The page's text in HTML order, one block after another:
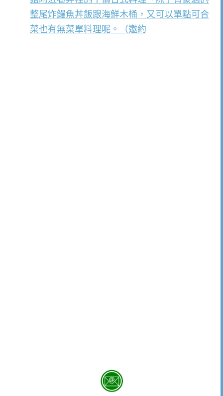
整尾炸鰻魚丼飯跟海鮮木桶，又可以單點可合
菜也有無菜單料理呢。（邀約